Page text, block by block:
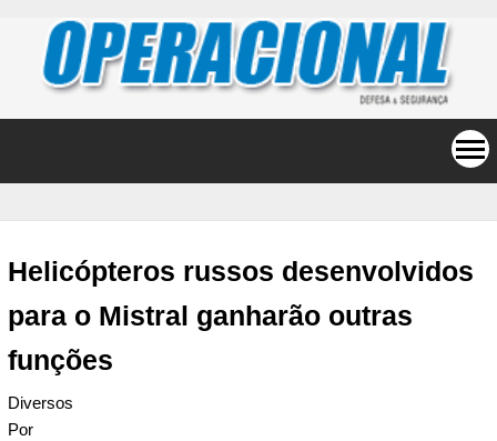
Helicópteros russos desenvolvidos
para o Mistral ganharão outras
funções
Diversos
Por